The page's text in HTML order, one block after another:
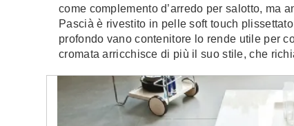
come complemento d’arredo per salotto, ma
Pascià è rivestito in pelle soft touch
profondo vano contenitore lo rende utile per
cromata arricchisce di più il suo stile, che